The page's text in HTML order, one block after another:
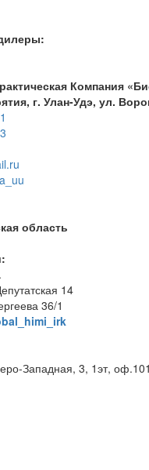
Компания
г. Улан-Удэ, ул.
область
14
36/1
Западная, 3, 1эт, оф.101